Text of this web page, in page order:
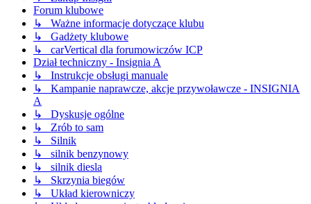
Forum klubowe
↳ Ważne informacje dotyczące klubu
↳ Gadżety klubowe
↳ carVertical dla forumowiczów ICP
Dział techniczny - Insignia A
↳ Instrukcje obsługi manuale
↳ Kampanie naprawcze, akcje przywoławcze - INSIGNIA
A
↳ Dyskusje ogólne
↳ Zrób to sam
↳ Silnik
↳ silnik benzynowy
↳ silnik diesla
↳ Skrzynia biegów
↳ Układ kierowniczy